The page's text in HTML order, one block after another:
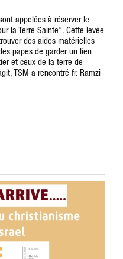
appelées à réserver le
la Terre Sainte”. Cette levée
des aides matérielles
papes de garder un lien
et ceux de la terre de
TSM a rencontré fr. Ramzi